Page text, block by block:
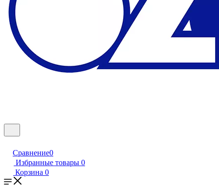
Сравнение0
Избранные товары 0
Корзина 0